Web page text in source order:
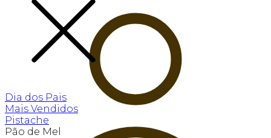
Dia dos Pais
Mais Vendidos
Pistache
Pão de Mel